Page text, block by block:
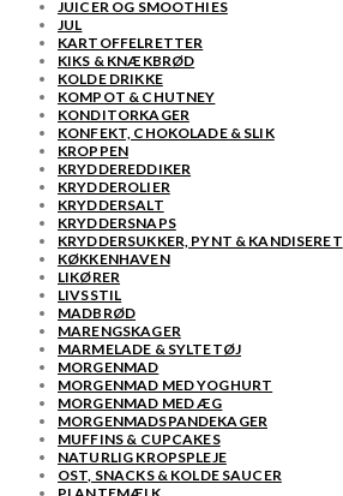
JUICER OG SMOOTHIES
JUL
KARTOFFELRETTER
KIKS & KNÆKBRØD
KOLDE DRIKKE
KOMPOT & CHUTNEY
KONDITORKAGER
KONFEKT, CHOKOLADE & SLIK
KROPPEN
KRYDDEREDDIKER
KRYDDEROLIER
KRYDDERSALT
KRYDDERSNAPS
KRYDDERSUKKER, PYNT & KANDISERET
KØKKENHAVEN
LIKØRER
LIVSSTIL
MADBRØD
MARENGSKAGER
MARMELADE & SYLTETØJ
MORGENMAD
MORGENMAD MED YOGHURT
MORGENMAD MED ÆG
MORGENMADSPANDEKAGER
MUFFINS & CUPCAKES
NATURLIG KROPSPLEJE
OST, SNACKS & KOLDE SAUCER